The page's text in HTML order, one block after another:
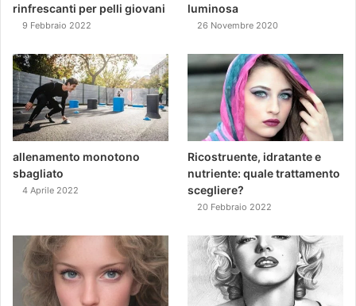
rinfrescanti per pelli giovani
9 Febbraio 2022
luminosa
26 Novembre 2020
allenamento monotono
sbagliato
4 Aprile 2022
Ricostruente, idratante e
nutriente: quale trattamento
scegliere?
20 Febbraio 2022